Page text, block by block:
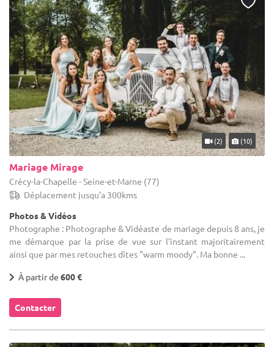
(2) (10)
Mariage Mirage
Crécy-la-Chapelle - Seine-et-Marne (77)
Déplacement jusqu'a 300kms
Photos & Vidéos
Photographe : Photographe & Vidéaste de mariage depuis 8 ans, je
me démarque par la prise de vue sur l'instant majoritairement
ainsi que par mes retouches dîtes "warm moody". Ma bonne ...
À partir de 600 €
Contacter